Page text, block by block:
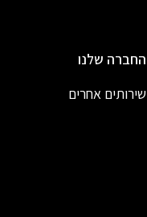
החברה שלנו
שירותים אחרים